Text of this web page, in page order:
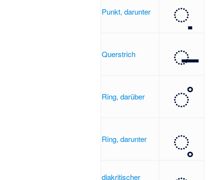
Punkt, darunter ◌̣
Querstrich ◌̶
Ring, darüber ◌̊
Ring, darunter ◌̥
diakritischer